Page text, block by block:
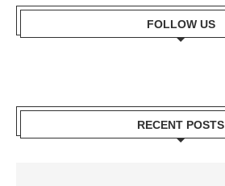
FOLLOW US
RECENT POSTS